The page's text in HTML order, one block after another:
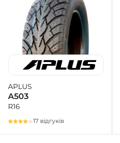
APLUS
A503
R16
17 відгуків